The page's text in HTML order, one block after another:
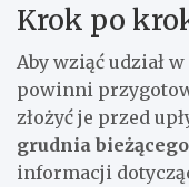
Krok po
Aby wziąć udział
powinni
złożyć je przed
grudnia
informacji